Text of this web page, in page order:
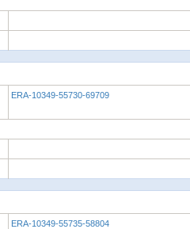
ERA-10349-55730-69709
ERA-10349-55735-58804